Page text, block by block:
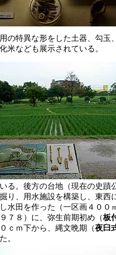
の特異な形をした土器、勾玉
米なども展示されている。
る。後方の台地（現在の史蹟
り、用水施設を構築し、東西
水田を作った（一区画４００
７８）に、弥生前期初め（板
ｃｍ下から、縄文晩期（夜臼
。